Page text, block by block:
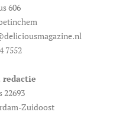
606
7552
redactie
22693
Zuidoost